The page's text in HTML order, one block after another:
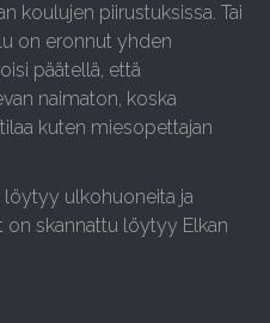
koulujen piirustuksissa. Tai
on eronnut yhden
päätellä, että
naimaton, koska
kuten miesopettajan
löytyy ulkohuoneita ja
on skannattu löytyy Elkan